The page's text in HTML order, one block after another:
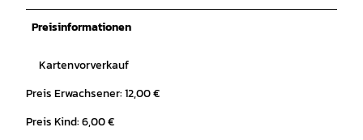
Preisinformationen
Kartenvorverkauf
Preis Erwachsener: 12,00 €
Preis Kind: 6,00 €